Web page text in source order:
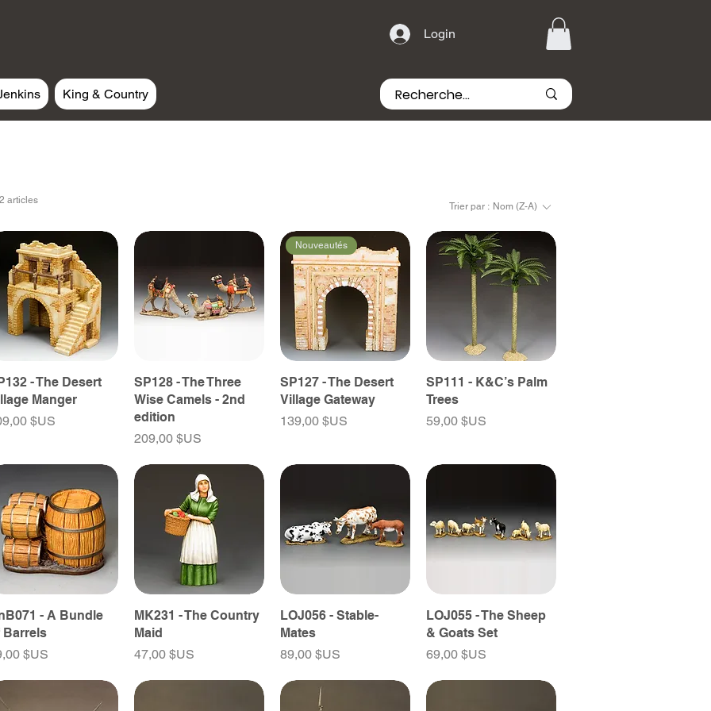
Login
King & Country
articles
Trier par : Nom (Z-A)
- The Desert
Manger
$US
SP128 - The Three
Wise Camels - 2nd
edition
Prix
209,00 $US
Nouveautés
SP127 - The Desert
Village Gateway
Prix
139,00 $US
SP111 - K&C’s Palm
Trees
Prix
59,00 $US
- A Bundle
Barrels
$US
MK231 - The Country
Maid
Prix
47,00 $US
LOJ056 - Stable-
Mates
Prix
89,00 $US
LOJ055 - The Sheep
& Goats Set
Prix
69,00 $US